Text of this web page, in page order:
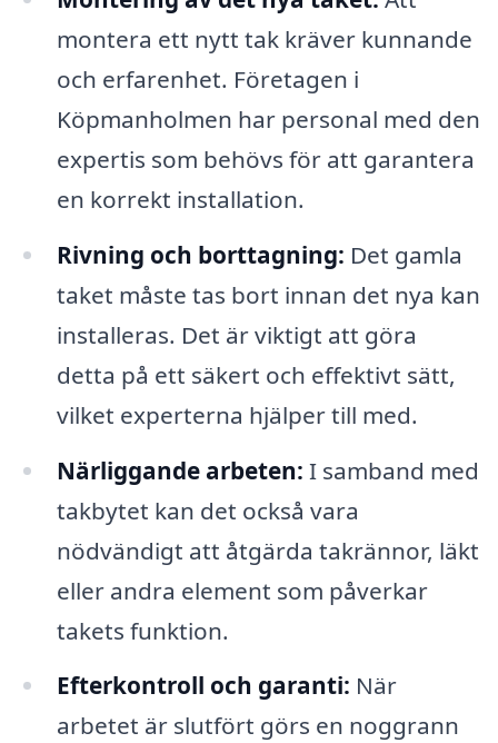
montera ett nytt tak kräver kunnande
och erfarenhet. Företagen i
Köpmanholmen har personal med den
expertis som behövs för att garantera
en korrekt installation.
Rivning och borttagning: Det gamla
taket måste tas bort innan det nya kan
installeras. Det är viktigt att göra
detta på ett säkert och effektivt sätt,
vilket experterna hjälper till med.
Närliggande arbeten: I samband med
takbytet kan det också vara
nödvändigt att åtgärda takrännor, läkt
eller andra element som påverkar
takets funktion.
Efterkontroll och garanti: När
arbetet är slutfört görs en noggrann